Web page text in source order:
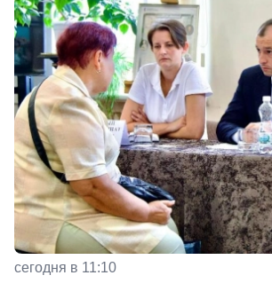
сегодня в 11:10